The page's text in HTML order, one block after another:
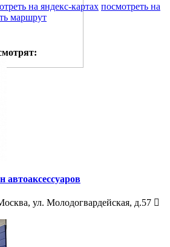
на яндекс-картах посмотреть на
маршрут
автоаксессуаров
ул. Молодогвардейская, д.57